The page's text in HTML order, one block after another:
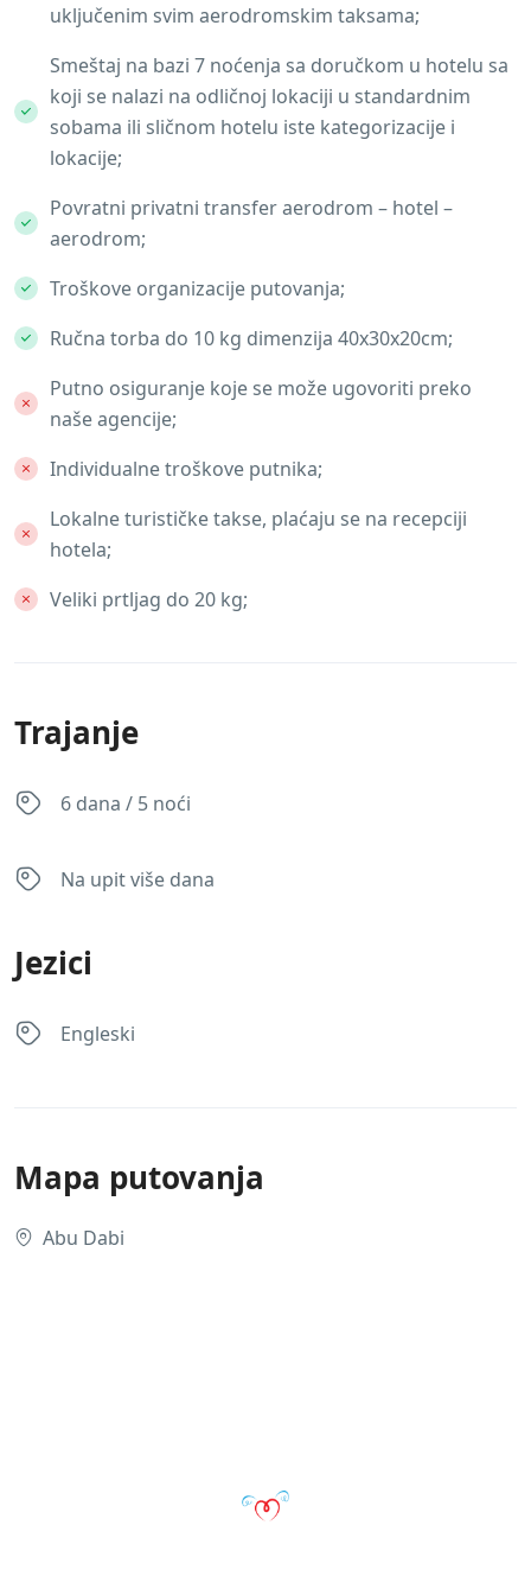
uključenim svim aerodromskim taksama;
Smeštaj na bazi 7 noćenja sa doručkom u hotelu sa
koji se nalazi na odličnoj lokaciji u standardnim
sobama ili sličnom hotelu iste kategorizacije i
lokacije;
Povratni privatni transfer aerodrom – hotel –
aerodrom;
Troškove organizacije putovanja;
Ručna torba do 10 kg dimenzija 40x30x20cm;
Putno osiguranje koje se može ugovoriti preko
naše agencije;
Individualne troškove putnika;
Lokalne turističke takse, plaćaju se na recepciji
hotela;
Veliki prtljag do 20 kg;
Trajanje
6 dana / 5 noći
Na upit više dana
Jezici
Engleski
Mapa putovanja
Abu Dabi